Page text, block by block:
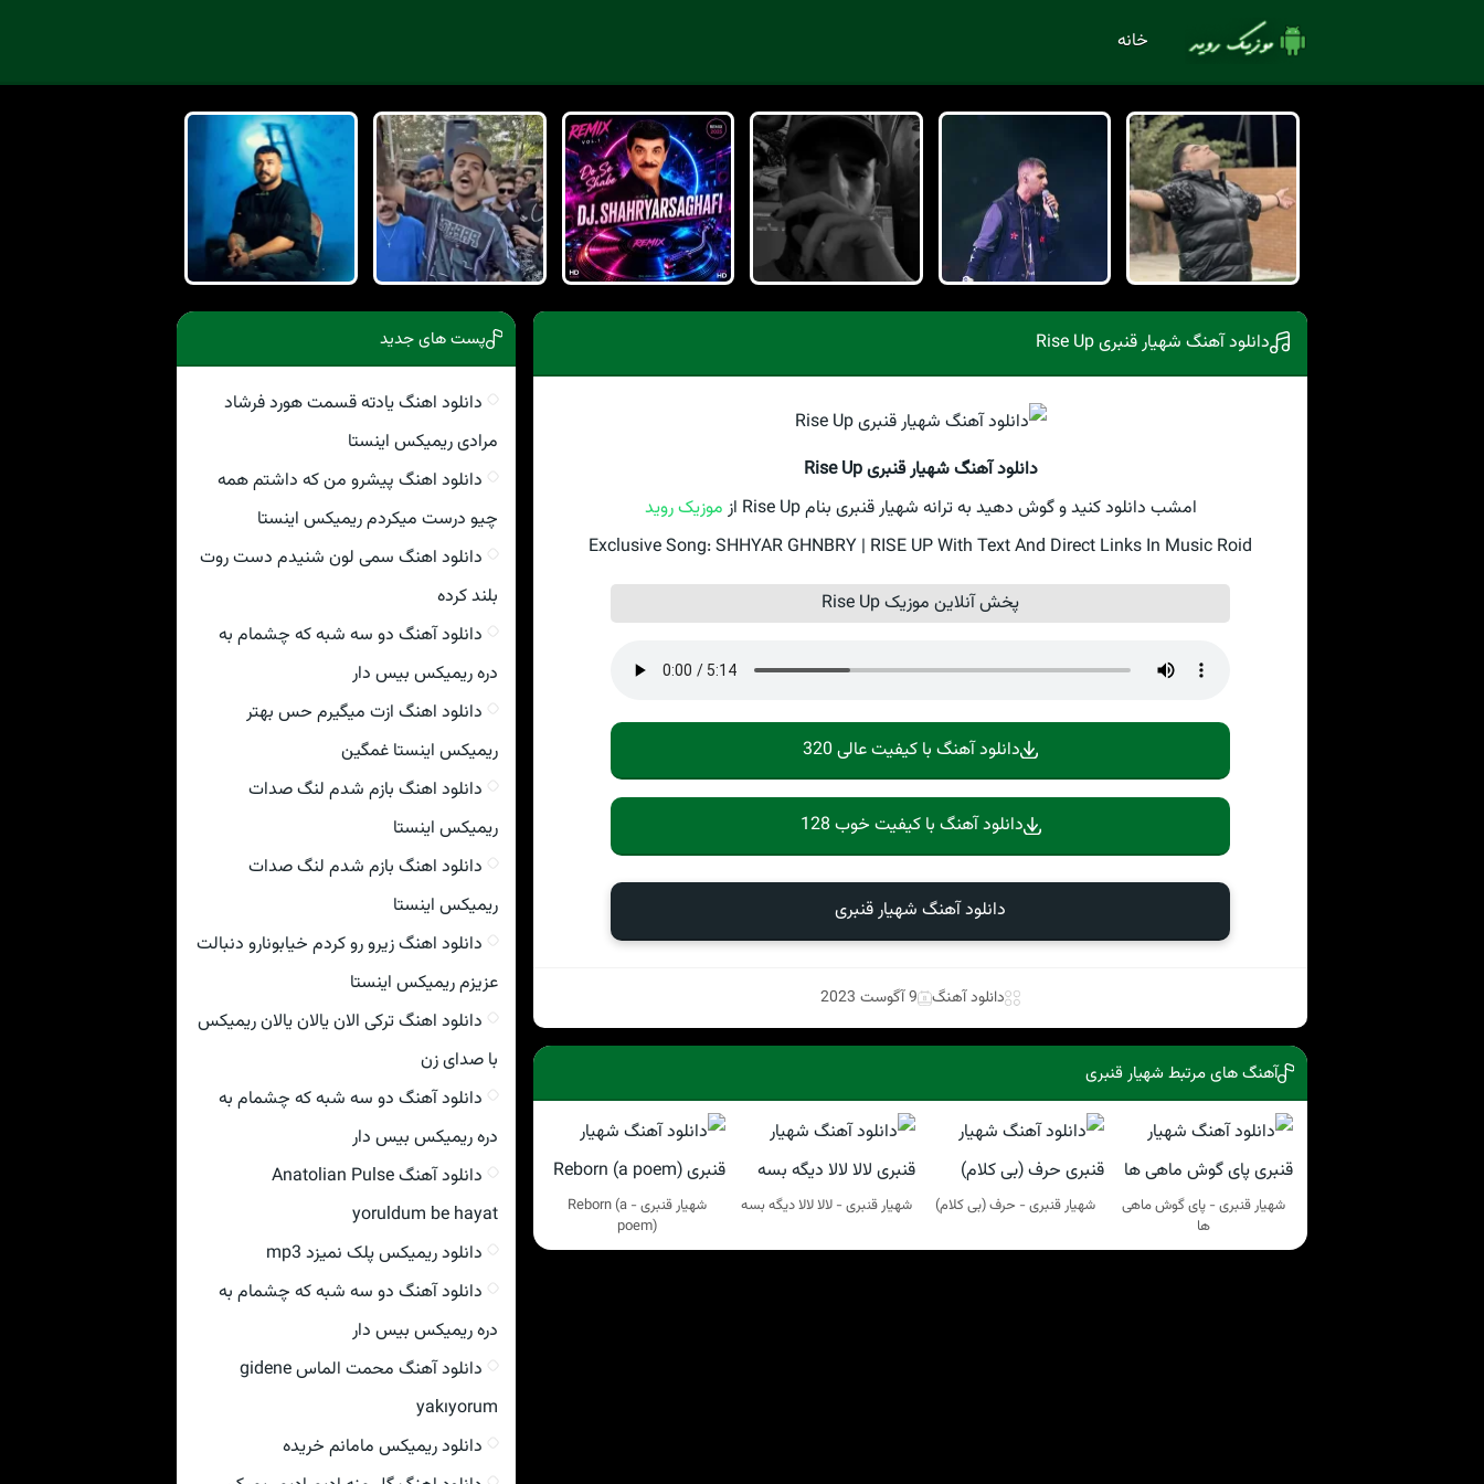
خانه
دانلود آهنگ شهیار قنبری Rise Up
دانلود آهنگ شهیار قنبری Rise Up
امشب دانلود کنید و گوش دهید به ترانه شهیار قنبری بنام Rise Up از
موزیک روید
Exclusive Song: SHHYAR GHNBRY | RISE UP With Text And Direct Links In Music Roid
پخش آنلاین موزیک Rise Up
دانلود آهنگ با کیفیت عالی 320
دانلود آهنگ با کیفیت خوب 128
دانلود آهنگ شهیار قنبری
دانلود آهنگ 9 آگوست 2023
آهنگ های مرتبط شهیار قنبری
شهیار قنبری - پای گوش ماهی
ها
شهیار قنبری - حرف (بی کلام) شهیار قنبری - لالا لالا دیگه بسه
شهیار قنبری - Reborn (a
poem)
پست های جدید
دانلود اهنگ یادته قسمت هورد فرشاد
مرادی ریمیکس اینستا
دانلود اهنگ پیشرو من که داشتم همه
چیو درست میکردم ریمیکس اینستا
دانلود اهنگ سمی لون شنیدم دست روت
بلند کرده
دانلود آهنگ دو سه شبه که چشمام به
دره ریمیکس بیس دار
دانلود اهنگ ازت میگیرم حس بهتر
ریمیکس اینستا غمگین
دانلود اهنگ بازم شدم لنگ صدات
ریمیکس اینستا
دانلود اهنگ بازم شدم لنگ صدات
ریمیکس اینستا
دانلود اهنگ زیرو رو کردم خیابونارو دنبالت
عزیزم ریمیکس اینستا
دانلود اهنگ ترکی الان یالان یالان ریمیکس
با صدای زن
دانلود آهنگ دو سه شبه که چشمام به
دره ریمیکس بیس دار
دانلود آهنگ Anatolian Pulse
yoruldum be hayat
دانلود ریمیکس پلک نمیزد mp3
دانلود آهنگ دو سه شبه که چشمام به
دره ریمیکس بیس دار
دانلود آهنگ محمت الماس gidene
yakıyorum
دانلود ریمیکس مامانم خریده